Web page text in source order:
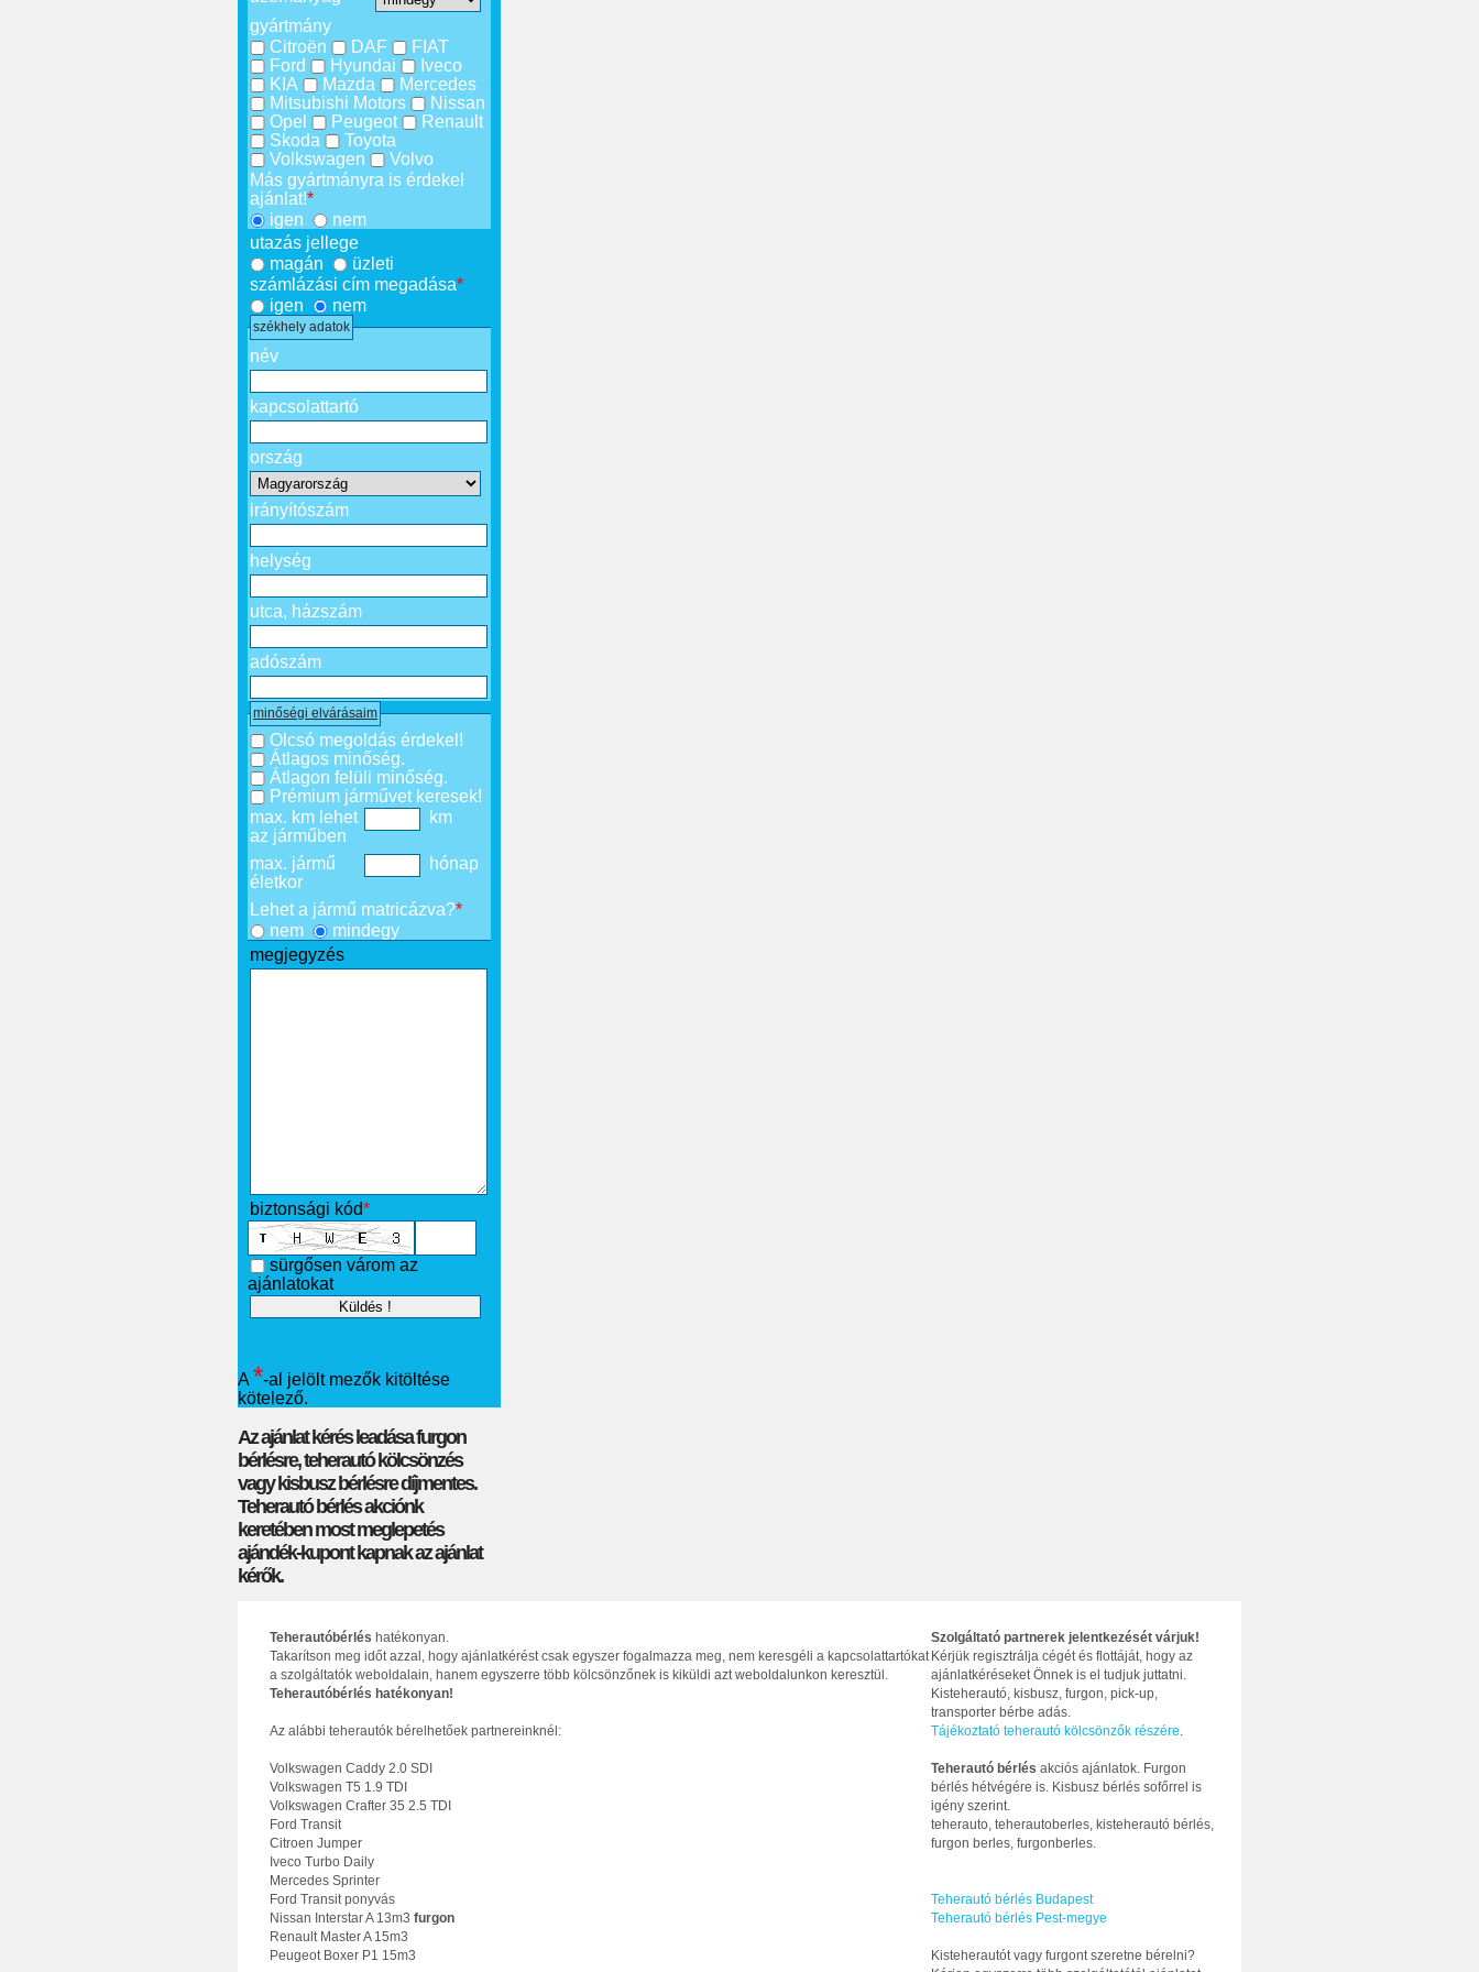
gyártmány
Citroën
DAF
FIAT
Ford
Hyundai
Iveco
KIA
Mazda
Mercedes
Mitsubishi Motors
Nissan
Opel
Peugeot
Renault
Skoda
Toyota
Volkswagen
Volvo
Más gyártmányra is érdekel
ajánlat!*
igen
nem
utazás jellege
magán
üzleti
számlázási cím megadása*
igen
nem
székhely adatok
név
kapcsolattartó
ország
irányítószám
helység
utca, házszám
adószám
minőségi elvárásaim
Olcsó megoldás érdekel!
Átlagos minőség.
Átlagon felüli minőség.
Prémium járművet keresek!
max. km lehet
az járműben
km
max. jármű
életkor
hónap
Lehet a jármű matricázva?*
nem
mindegy
megjegyzés
biztonsági kód*
sürgősen várom az
ajánlatokat
A *-al jelölt mezők kitöltése
kötelező.
Az ajánlat kérés leadása furgon
bérlésre, teherautó kölcsönzés
vagy kisbusz bérlésre díjmentes.
Teherautó bérlés akciónk
keretében most meglepetés
ajándék-kupont kapnak az ajánlat
kérők.
Szolgáltató partnerek jelentkezését várjuk!
Kérjük regisztrálja cégét és flottáját, hogy az
ajánlatkéréseket Önnek is el tudjuk juttatni.
Kisteherautó, kisbusz, furgon, pick-up,
transporter bérbe adás.
Tájékoztató teherautó kölcsönzők részére
Teherautó bérlés akciós ajánlatok. Furgon
bérlés hétvégére is. Kisbusz bérlés sofőrrel is
igény szerint.
teherauto, teherautoberles, kisteherautó bérlés,
furgon berles, furgonberles.
Teherautó bérlés Budapest
Teherautó bérlés Pest-megye
Kisteherautót vagy furgont szeretne bérelni?
Teherautóbérlés hatékonyan.
Takarítson meg időt azzal, hogy ajánlatkérést csak egyszer fogalmazza meg, nem keresgéli a kapcsolattartókat
a szolgáltatók weboldalain, hanem egyszerre több kölcsönzőnek is kiküldi azt weboldalunkon keresztül.
Teherautóbérlés hatékonyan!
Az alábbi teherautók bérelhetőek partnereinknél:
Volkswagen Caddy 2.0 SDI
Volkswagen T5 1.9 TDI
Volkswagen Crafter 35 2.5 TDI
Ford Transit
Citroen Jumper
Iveco Turbo Daily
Mercedes Sprinter
Ford Transit ponyvás
Nissan Interstar A 13m3 furgon
Renault Master A 15m3
Peugeot Boxer P1 15m3